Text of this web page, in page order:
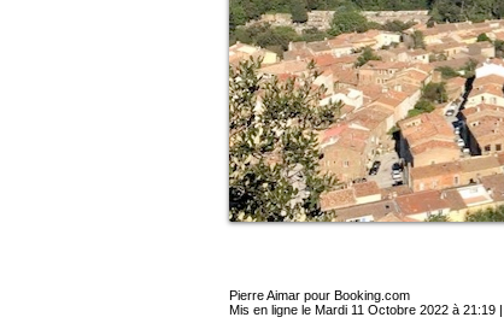
Pierre Aimar pour Booking.com
Mis en ligne le Mardi 11 Octobre 2022 à 21:19